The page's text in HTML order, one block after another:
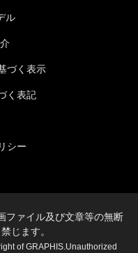
ル
づく表示
く表記
シー
ファイル及び文章等の無断
じます。
of GRAPHIS.Unauthorized